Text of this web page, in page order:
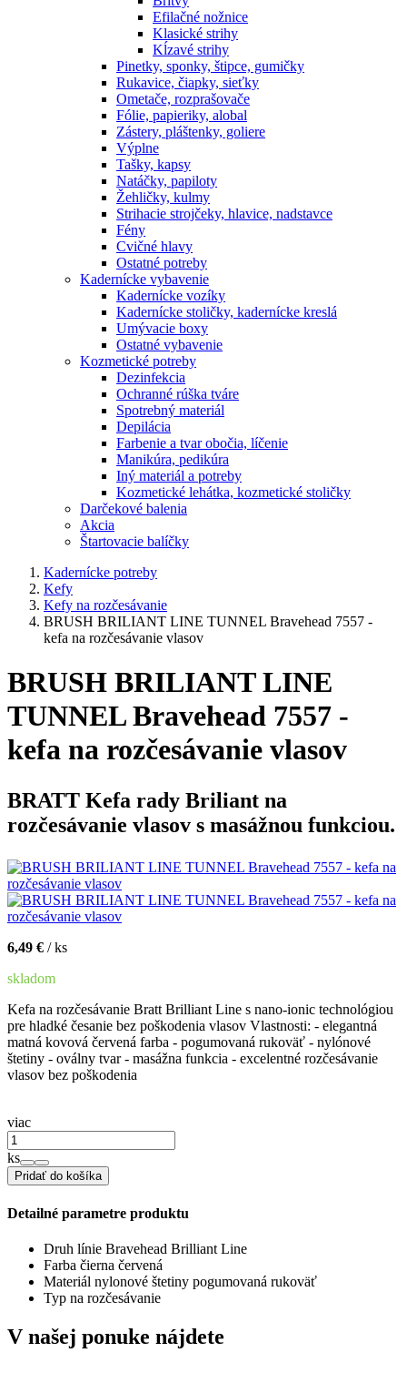
Efilačné nožnice
Klasické strihy
Kĺzavé strihy
Pinetky, sponky, štipce, gumičky
Rukavice, čiapky, sieťky
Ometače, rozprašovače
Fólie, papieriky, alobal
Zástery, pláštenky, goliere
Výplne
Tašky, kapsy
Natáčky, papiloty
Žehličky, kulmy
Strihacie strojčeky, hlavice, nadstavce
Fény
Cvičné hlavy
Ostatné potreby
Kadernícke vybavenie
Kadernícke vozíky
Kadernícke stoličky, kadernícke kreslá
Umývacie boxy
Ostatné vybavenie
Kozmetické potreby
Dezinfekcia
Ochranné rúška tváre
Spotrebný materiál
Depilácia
Farbenie a tvar obočia, líčenie
Manikúra, pedikúra
Iný materiál a potreby
Kozmetické lehátka, kozmetické stoličky
Darčekové balenia
Akcia
Štartovacie balíčky
Kadernícke potreby
Kefy
Kefy na rozčesávanie
BRUSH BRILIANT LINE TUNNEL Bravehead 7557 -
kefa na rozčesávanie vlasov
BRUSH BRILIANT LINE
TUNNEL Bravehead 7557 -
kefa na rozčesávanie vlasov
BRATT Kefa rady Briliant na
rozčesávanie vlasov s masážnou funkciou.
6,49 € / ks
skladom
Kefa na rozčesávanie Bratt Brilliant Line s nano-ionic technológiou
pre hladké česanie bez poškodenia vlasov Vlastnosti: - elegantná
matná kovová červená farba - pogumovaná rukoväť - nylónové
štetiny - oválny tvar - masážna funkcia - excelentné rozčesávanie
vlasov bez poškodenia
viac
ks
Pridať do košíka
Detailné parametre produktu
Druh línie Bravehead Brilliant Line
Farba čierna červená
Materiál nylonové štetiny pogumovaná rukoväť
Typ na rozčesávanie
V našej ponuke nájdete